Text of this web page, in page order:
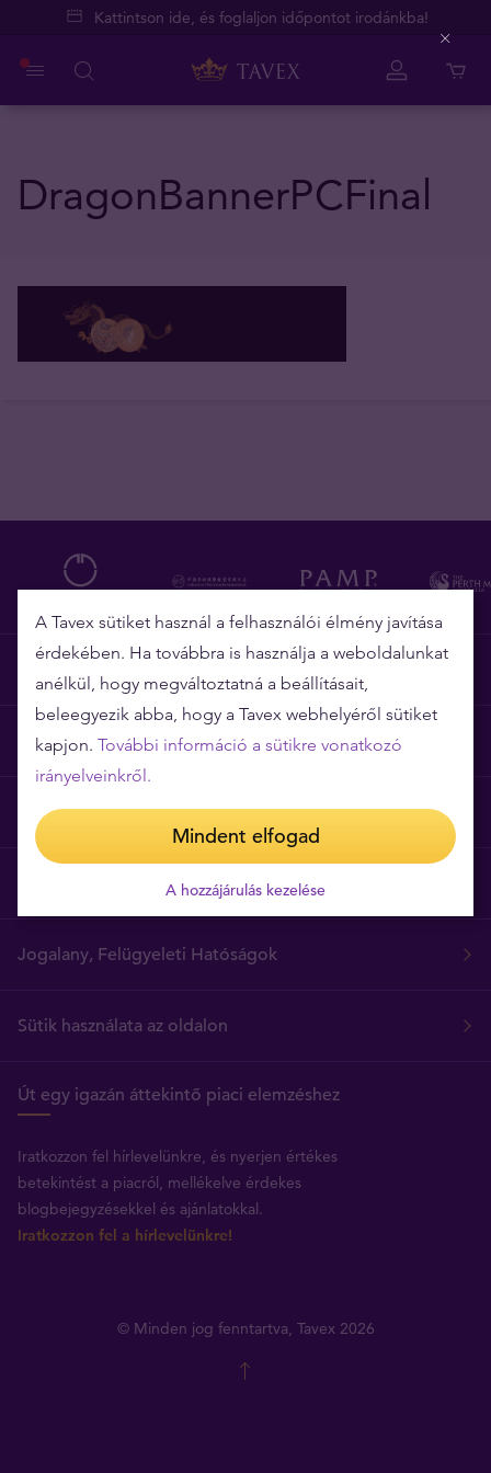
Kattintson ide, és foglaljon időpontot irodánkba!
DragonBannerPCFinal
Árgarancia
Gyakori kérdések
Általános szerződési feltételek
Jogalany, Felügyeleti Hatóságok
Sütik használata az oldalon
Út egy igazán áttekintő piaci elemzéshez
Iratkozzon fel hírlevelünkre, és nyerjen értékes
betekintést a piacról, mellékelve érdekes
blogbejegyzésekkel és ajánlatokkal.
Iratkozzon fel a hírlevelünkre!
© Minden jog fenntartva, Tavex 2026
A Tavex sütiket használ a felhasználói élmény javítása
érdekében. Ha továbbra is használja a weboldalunkat
anélkül, hogy megváltoztatná a beállításait,
beleegyezik abba, hogy a Tavex webhelyéről sütiket
kapjon. További információ a sütikre vonatkozó
irányelveinkről.
Mindent elfogad
A hozzájárulás kezelése
Close